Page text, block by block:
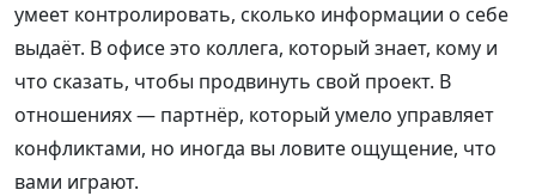
умеет контролировать, сколько информации о себе
выдаёт. В офисе это коллега, который знает, кому и
что сказать, чтобы продвинуть свой проект. В
отношениях — партнёр, который умело управляет
конфликтами, но иногда вы ловите ощущение, что
вами играют.